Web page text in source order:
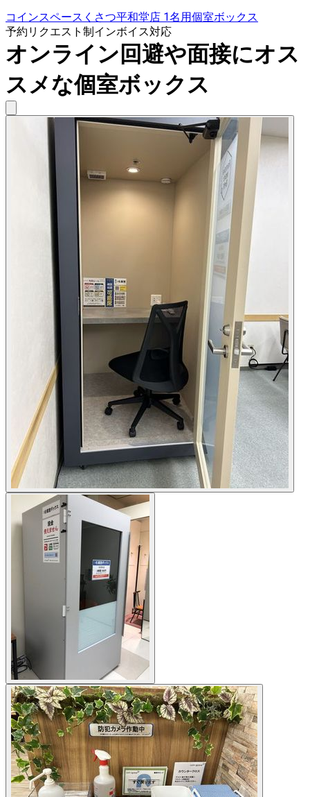
コインスペースくさつ平和堂店 1名用個室ボックス
予約リクエスト制インボイス対応
オンライン回避や面接にオス
スメな個室ボックス